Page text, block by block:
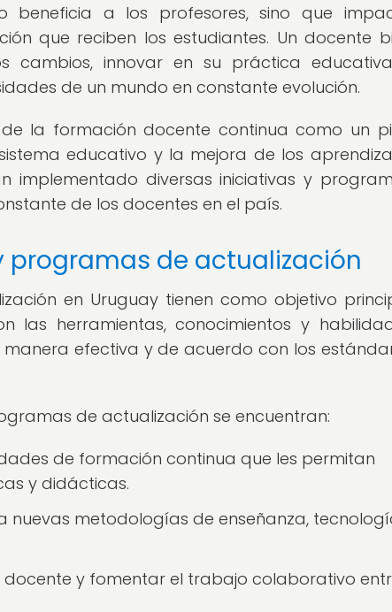
beneficia a los profesores, sino que
que reciben los estudiantes. Un docente
innovar en su práctica
de un mundo en constante evolución.
la formación docente continua como un
educativo y la mejora de los
implementado diversas iniciativas y
de los docentes en el país.
programas de actualización
en Uruguay tienen como objetivo
las herramientas, conocimientos y
efectiva y de acuerdo con los
de actualización se encuentran:
de formación continua que les permitan
y didácticas.
nuevas metodologías de enseñanza,
y fomentar el trabajo colaborativo